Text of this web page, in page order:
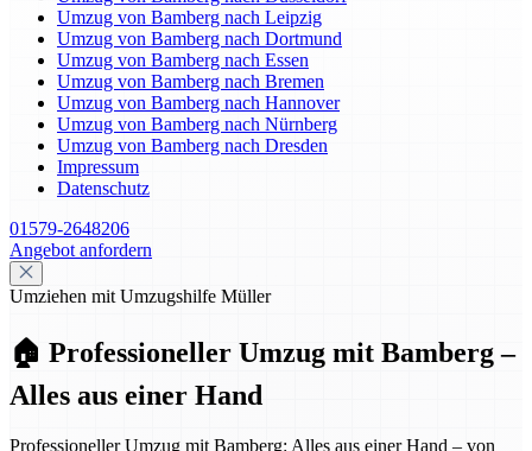
Umzug von Bamberg nach Leipzig
Umzug von Bamberg nach Dortmund
Umzug von Bamberg nach Essen
Umzug von Bamberg nach Bremen
Umzug von Bamberg nach Hannover
Umzug von Bamberg nach Nürnberg
Umzug von Bamberg nach Dresden
Impressum
Datenschutz
01579-2648206
Angebot anfordern
Umziehen mit Umzugshilfe Müller
🏠 Professioneller Umzug mit Bamberg –
Alles aus einer Hand
Professioneller Umzug mit Bamberg: Alles aus einer Hand – von